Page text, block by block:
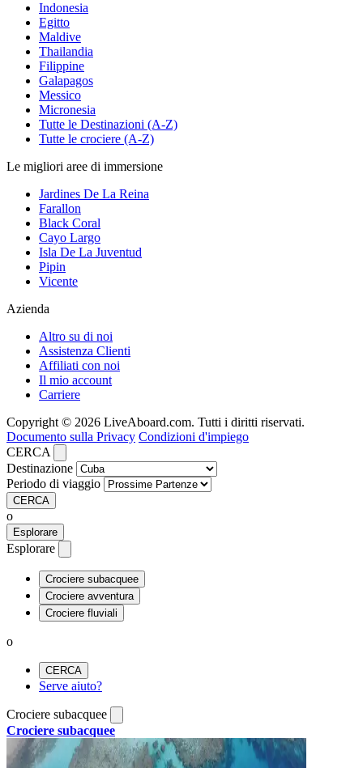
Indonesia
Egitto
Maldive
Thailandia
Filippine
Galapagos
Messico
Micronesia
Tutte le Destinazioni (A-Z)
Tutte le crociere (A-Z)
Le migliori aree di immersione
Jardines De La Reina
Farallon
Black Coral
Cayo Largo
Isla De La Juventud
Pipin
Vicente
Azienda
Altro su di noi
Assistenza Clienti
Affiliati con noi
Il mio account
Carriere
Copyright © 2026 LiveAboard.com. Tutti i diritti riservati.
Documento sulla Privacy Condizioni d'impiego
CERCA
Destinazione
Periodo di viaggio
CERCA
o
Esplorare
Esplorare
Crociere subacquee
Crociere avventura
Crociere fluviali
o
CERCA
Serve aiuto?
Crociere subacquee
Crociere subacquee